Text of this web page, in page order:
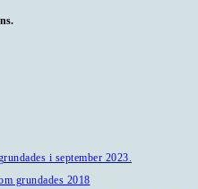
i september 2023.
grundades 2018